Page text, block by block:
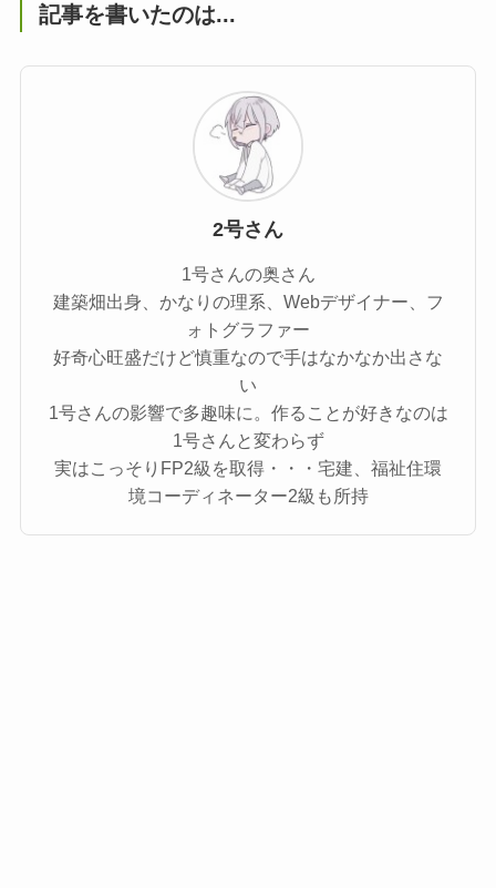
記事を書いたのは...
2号さん
1号さんの奥さん
建築畑出身、かなりの理系、Webデザイナー、フ
ォトグラファー
好奇心旺盛だけど慎重なので手はなかなか出さな
い
1号さんの影響で多趣味に。作ることが好きなのは
1号さんと変わらず
実はこっそりFP2級を取得・・・宅建、福祉住環
境コーディネーター2級も所持